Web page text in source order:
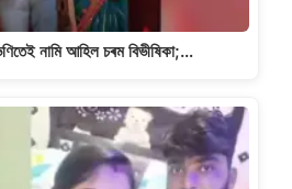
নামি আহিল চৰম বিভীষিকা;…